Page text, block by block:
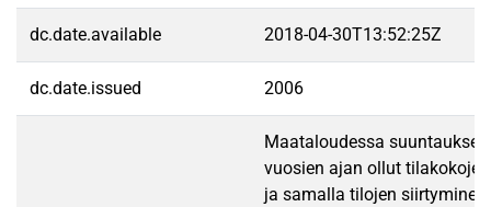
dc.date.available 2018-04-30T13:52:25Z
dc.date.issued 2006
Maataloudessa
vuosien ajan ollut
ja samalla tilojen